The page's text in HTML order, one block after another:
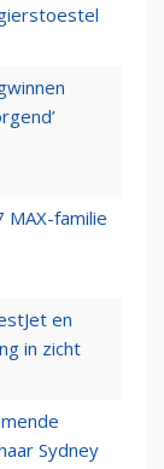
MAX-familie
en
in zicht
Sydney